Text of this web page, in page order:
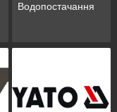
Водопостачання